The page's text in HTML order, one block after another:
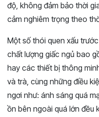
độ, không đảm bảo thời
cảm nghiêm trọng theo
Một số thói quen xấu
chất lượng giấc ngủ bao
hay các thiết bị thông
và trà, cùng những điều
ngơi như: ánh sáng quá
ồn bên ngoài quá lớn đều